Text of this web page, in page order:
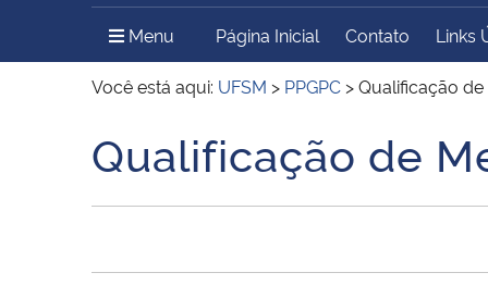
Ministério do Meio Ambiente Ministério do Turismo
Secretaria de Governo
Gabinete de Segurança
Menu Menu Principal do Sítio
Página Inicial Contato Links
Você está aqui: UFSM > PPGPC >Qualificação
Início do conteúdo
Qualificação de